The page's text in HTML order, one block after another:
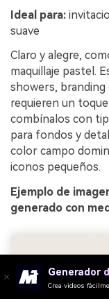
Ideal para:
suave
Claro y alegre,
maquillaje pastel.
showers, branding
requieren un
combínalos con
para fondos y
color campo
iconos pequeños.
Ejemplo de
generado con
Generador
Crea videos